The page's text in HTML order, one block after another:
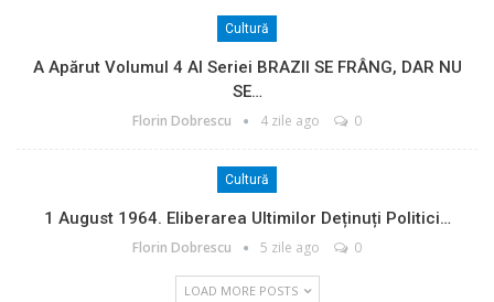
Cultură
A Apărut Volumul 4 Al Seriei BRAZII SE FRÂNG, DAR NU
SE…
Florin Dobrescu 4 zile ago 0
Cultură
1 August 1964. Eliberarea Ultimilor Deținuți Politici…
Florin Dobrescu 5 zile ago 0
LOAD MORE POSTS